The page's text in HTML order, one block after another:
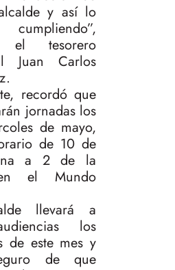
y así lo
cumpliendo”,
el tesorero
Juan Carlos
recordó que
jornadas los
de mayo,
de 10 de
a 2 de la
el Mundo
llevará a
los
de este mes y
de que